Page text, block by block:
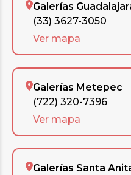
Galerías
(33) 3627-3050
Ver mapa
Galerías Metepec
(722) 320-7396
Ver mapa
Galerías Santa